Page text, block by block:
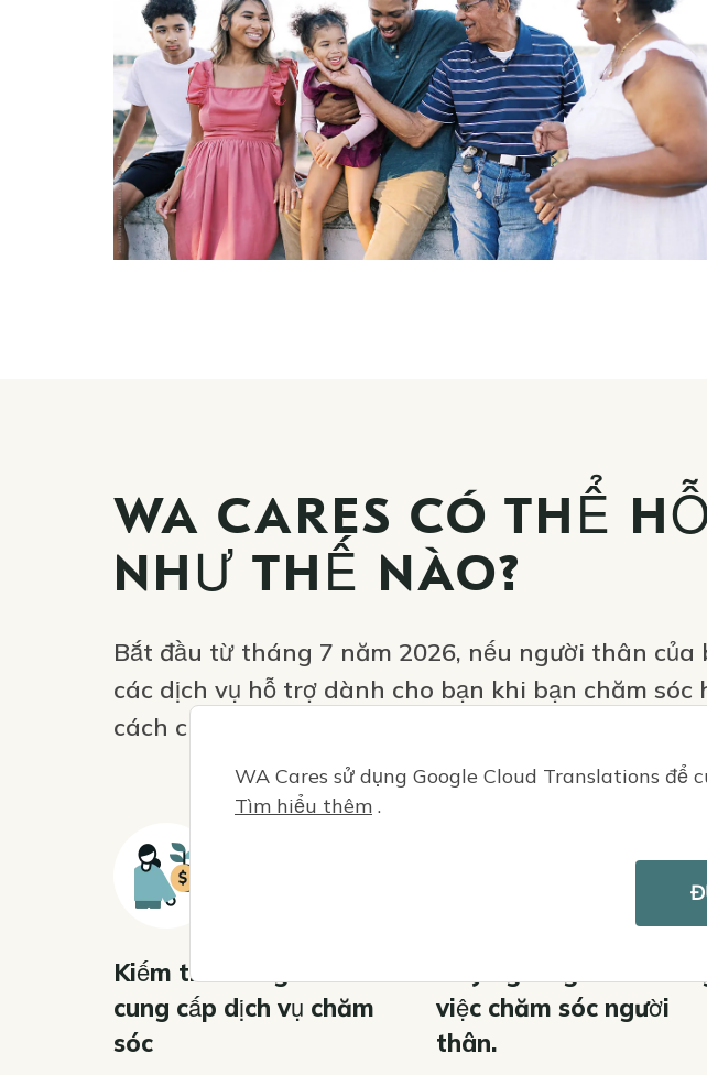
WA CARES CÓ THỂ
NHƯ THẾ NÀO?
Bắt đầu từ tháng 7 năm 2026, nếu người thân của
các dịch vụ hỗ trợ dành cho bạn khi bạn chăm
cách cung cấp dịch vụ chăm sóc có trả phí, chăm
Icon
Kiếm tiền bằng cách
cung cấp dịch vụ chăm
sóc
việc chăm sóc người
thân.
WA Cares sử dụng Google Cloud Translations
Tìm hiểu thêm .